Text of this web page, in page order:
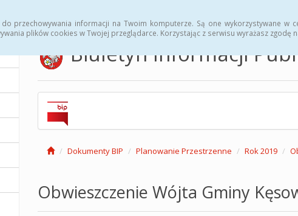
przechowywania informacji na Twoim komputerze. Są one wykorzystywane w
plików cookies w Twojej przeglądarce. Korzystając z serwisu wyrażasz zgodę
Biuletyn Informacji
Dokumenty BIP Planowanie Przestrzenne Rok 2019
Obwieszczenie Wójta Gminy